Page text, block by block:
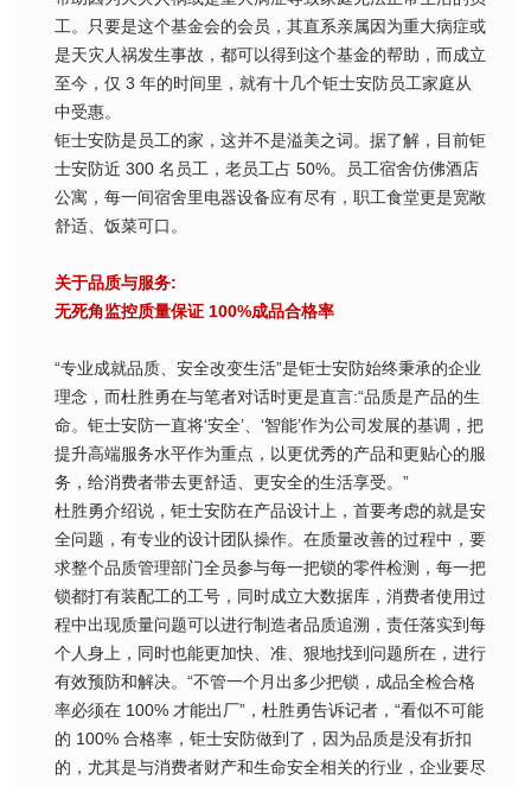
工。只要是这个基金会的会员，其直系亲属因为重大病症或
是天灾人祸发生事故，都可以得到这个基金的帮助，而成立
至今，仅 3 年的时间里，就有十几个钜士安防员工家庭从
中受惠。
钜士安防是员工的家，这并不是溢美之词。据了解，目前钜
士安防近 300 名员工，老员工占 50%。员工宿舍仿佛酒店
公寓，每一间宿舍里电器设备应有尽有，职工食堂更是宽敞
舒适、饭菜可口。
关于品质与服务:
无死角监控质量保证 100%成品合格率
“专业成就品质、安全改变生活”是钜士安防始终秉承的企业
理念，而杜胜勇在与笔者对话时更是直言:“品质是产品的生
命。钜士安防一直将‘安全’、‘智能’作为公司发展的基调，把
提升高端服务水平作为重点，以更优秀的产品和更贴心的服
务，给消费者带去更舒适、更安全的生活享受。”
杜胜勇介绍说，钜士安防在产品设计上，首要考虑的就是安
全问题，有专业的设计团队操作。在质量改善的过程中，要
求整个品质管理部门全员参与每一把锁的零件检测，每一把
锁都打有装配工的工号，同时成立大数据库，消费者使用过
程中出现质量问题可以进行制造者品质追溯，责任落实到每
个人身上，同时也能更加快、准、狠地找到问题所在，进行
有效预防和解决。“不管一个月出多少把锁，成品全检合格
率必须在 100% 才能出厂”，杜胜勇告诉记者，“看似不可能
的 100% 合格率，钜士安防做到了，因为品质是没有折扣
的，尤其是与消费者财产和生命安全相关的行业，企业要尽